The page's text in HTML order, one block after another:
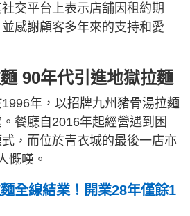
交平台上表示店舖因租約期
感謝顧客多年來的支持和愛
90年代引進地獄拉麵
年，以招牌九州豬骨湯拉麵
餐廳自2016年起經營遇到困
，而位於青衣城的最後一店亦
慨嘆。
全線結業！開業28年僅餘1